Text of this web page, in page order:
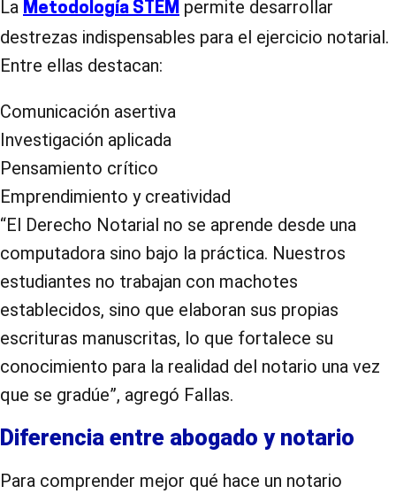
La Metodología STEM permite desarrollar
destrezas indispensables para el ejercicio notarial.
Entre ellas destacan:
Comunicación asertiva
Investigación aplicada
Pensamiento crítico
Emprendimiento y creatividad
“El Derecho Notarial no se aprende desde una
computadora sino bajo la práctica. Nuestros
estudiantes no trabajan con machotes
establecidos, sino que elaboran sus propias
escrituras manuscritas, lo que fortalece su
conocimiento para la realidad del notario una vez
que se gradúe”, agregó Fallas.
Diferencia entre abogado y notario
Para comprender mejor qué hace un notario